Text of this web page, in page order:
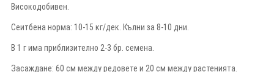
Високодобивен.
Сеитбена норма: 10-15 кг/дек. Кълни за 8-10 дни.
В 1 г има приблизително 2-3 бр. семена.
Засаждане: 60 см между редовете и 20 см между растенията.